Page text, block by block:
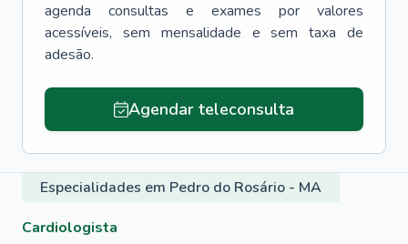
agenda consultas e exames por valores
acessíveis, sem mensalidade e sem taxa de
adesão.
Agendar teleconsulta
Especialidades em Pedro do Rosário - MA
Cardiologista